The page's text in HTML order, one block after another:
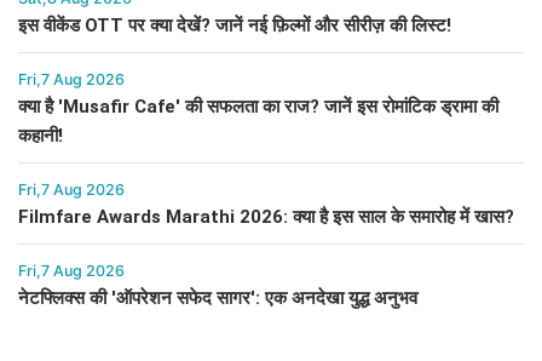
इस वीकेंड OTT पर क्या देखें? जानें नई फ़िल्मों और सीरीज़ की लिस्ट!
Fri,7 Aug 2026
क्या है 'Musafir Cafe' की सफलता का राज? जानें इस रोमांटिक ड्रामा की
कहानी!
Fri,7 Aug 2026
Filmfare Awards Marathi 2026: क्या है इस साल के समारोह में खास?
Fri,7 Aug 2026
नेटफ्लिक्स की 'ऑपरेशन सफेद सागर': एक अनदेखा युद्ध अनुभव